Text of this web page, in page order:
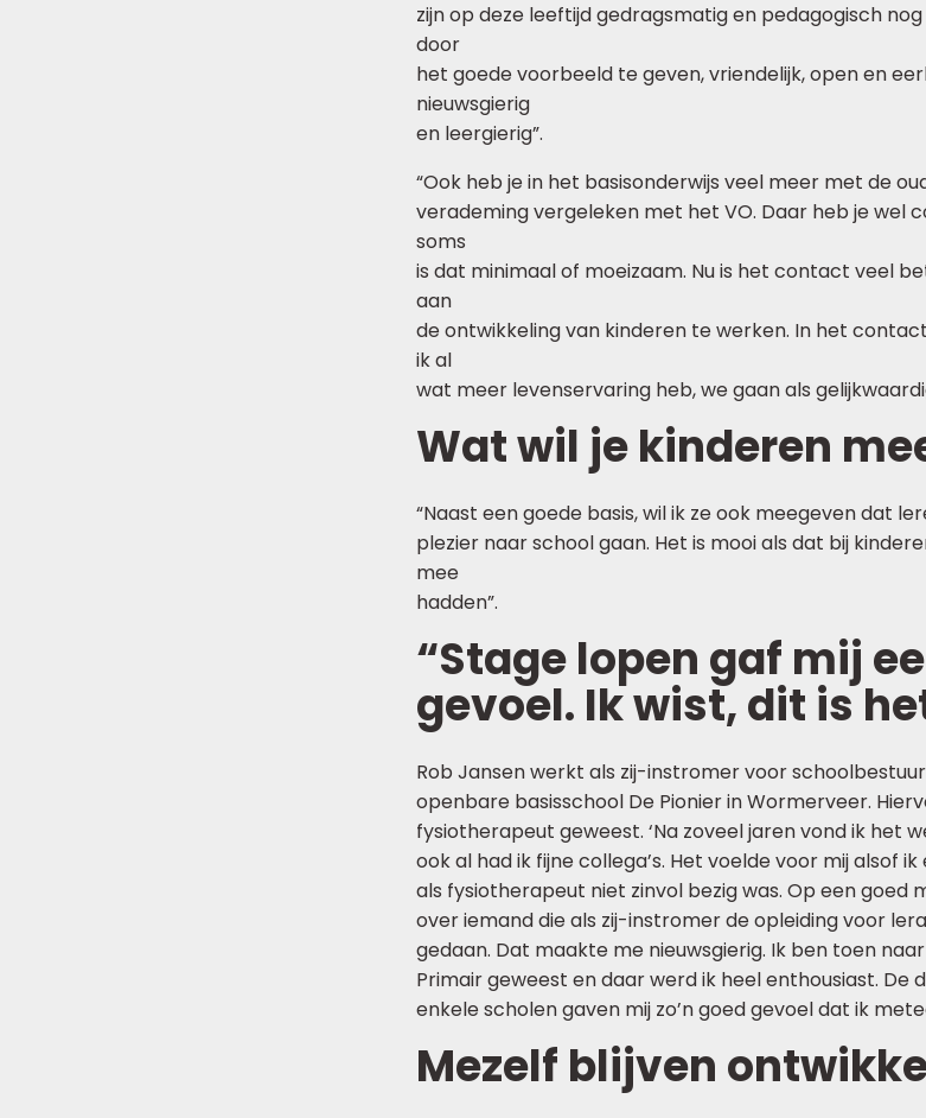
zijn op deze leeftijd gedragsmatig en pedagogisch
door
het goede voorbeeld te geven, vriendelijk, open en
nieuwsgierig
en leergierig”.
“Ook heb je in het basisonderwijs veel meer met de
verademing vergeleken met het VO. Daar heb je wel
soms
is dat minimaal of moeizaam. Nu is het contact veel
aan
de ontwikkeling van kinderen te werken. In het
ik al
wat meer levenservaring heb, we gaan als
Wat wil je kinderen
“Naast een goede basis, wil ik ze ook meegeven dat
plezier naar school gaan. Het is mooi als dat bij
mee
hadden”.
“Stage lopen gaf mij
gevoel. Ik wist, dit is
Rob Jansen werkt als zij-instromer voor
openbare basisschool De Pionier in Wormerveer.
fysiotherapeut geweest. ‘Na zoveel jaren vond ik het
ook al had ik fijne collega’s. Het voelde voor mij alsof
als fysiotherapeut niet zinvol bezig was. Op een goed
over iemand die als zij-instromer de opleiding voor
gedaan. Dat maakte me nieuwsgierig. Ik ben toen
Primair geweest en daar werd ik heel enthousiast. De
enkele scholen gaven mij zo’n goed gevoel dat ik
Mezelf blijven